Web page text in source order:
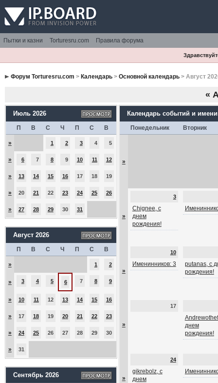
Пытки и казни Torturesru.com Правила форума
Форум Torturesru.com > Календарь> Основной календарь> Август
«
Июль 2026
П В С Ч П С В
» 1 2 3 4 5
» 6 7 8 9 10 11 12
» 13 14 15 16 17 18 19
» 20 21 22 23 24 25 26
» 27 28 29 30 31
Август 2026
П В С Ч П С В
» 1 2
» 3 4 5 6 7 8 9
» 10 11 12 13 14 15 16
» 17 18 19 20 21 22 23
» 24 25 26 27 28 29 30
» 31
Сентябрь 2026
Календарь событий и
Понедельник Вторник
»
»
3
Chignee, с
днем
рождения!
»
10
Именинников: 3
putanas, с
рождения!
»
17
днем
рождения!
»
24
gikrebolz, с
днем